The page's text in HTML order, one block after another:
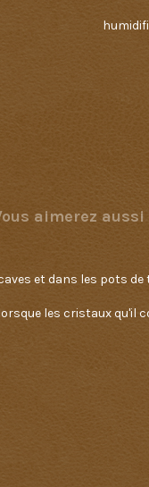
aimerez aussi
et dans les pots de
les cristaux